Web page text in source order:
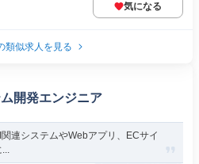
気になる
類似求人を見る
開発エンジニア
連システムやWebアプリ、ECサイ
...